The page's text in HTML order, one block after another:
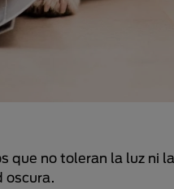
que no toleran la luz ni
oscura.